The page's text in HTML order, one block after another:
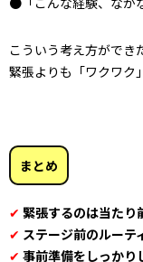
こういう考え方ができ
緊張よりも「ワクワク
まとめ
✔ 緊張するのは当たり
✔ ステージ前のルーテ
✔ 事前準備をしっかり